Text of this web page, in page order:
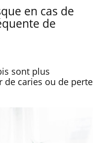
en cas de
de
sont plus
de caries ou de perte